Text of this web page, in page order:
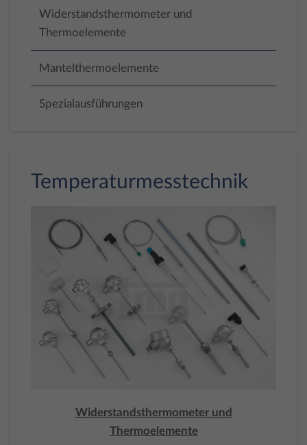
Widerstandsthermometer und
Thermoelemente
Mantelthermoelemente
Spezialausführungen
Temperaturmesstechnik
Widerstandsthermometer und
Thermoelemente